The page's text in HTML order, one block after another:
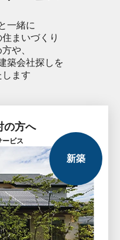
一緒に
まいづくり
や、
築会社探しを
ます
の方へ
ービス
新築